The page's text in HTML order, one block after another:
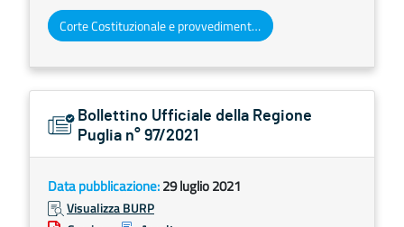
Corte Costituzionale e provvedimenti organi giurisdizionali
Bollettino Ufficiale della Regione
Puglia n° 97/2021
Data pubblicazione:29 luglio 2021
Visualizza BURP